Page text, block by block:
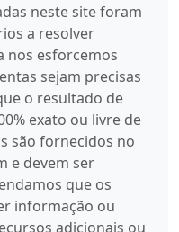
neste site foram
a resolver
nos esforcemos
sejam precisas
o resultado de
exato ou livre de
são fornecidos no
e devem ser
que os
informação ou
adicionais ou